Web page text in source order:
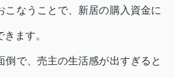
こなうことで、新居の購入資金に
ます。
倒で、売主の生活感が出すぎると